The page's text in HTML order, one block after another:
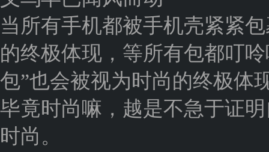
当所有手机都被手机壳紧紧
的终极体现，等所有包都叮
包”也会被视为时尚的终极体
毕竟时尚嘛，越是不急于证
时尚。